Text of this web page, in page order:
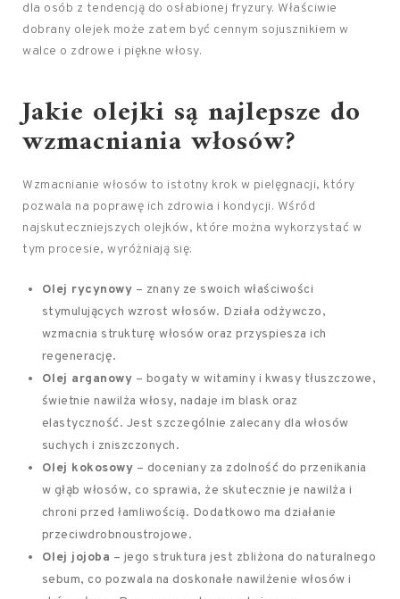
dla osób z tendencją do osłabionej fryzury. Właściwie
dobrany olejek może zatem być cennym sojusznikiem w
walce o zdrowe i piękne włosy.
Jakie olejki są najlepsze do
wzmacniania włosów?
Wzmacnianie włosów to istotny krok w pielęgnacji, który
pozwala na poprawę ich zdrowia i kondycji. Wśród
najskuteczniejszych olejków, które można wykorzystać w
tym procesie, wyróżniają się:
Olej rycynowy – znany ze swoich właściwości
stymulujących wzrost włosów. Działa odżywczo,
wzmacnia strukturę włosów oraz przyspiesza ich
regenerację.
Olej arganowy – bogaty w witaminy i kwasy tłuszczowe,
świetnie nawilża włosy, nadaje im blask oraz
elastyczność. Jest szczególnie zalecany dla włosów
suchych i zniszczonych.
Olej kokosowy – doceniany za zdolność do przenikania
w głąb włosów, co sprawia, że skutecznie je nawilża i
chroni przed łamliwością. Dodatkowo ma działanie
przeciwdrobnoustrojowe.
Olej jojoba – jego struktura jest zbliżona do naturalnego
sebum, co pozwala na doskonałe nawilżenie włosów i